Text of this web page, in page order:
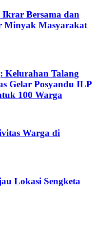
Bersama dan
Minyak Masyarakat
Kelurahan Talang
Gelar Posyandu ILP
100 Warga
Warga di
Lokasi Sengketa